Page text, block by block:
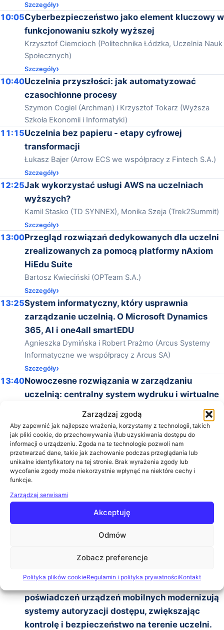
Zarządzaj zgodą
Aby zapewnić jak najlepsze wrażenia, korzystamy z technologii, takich
jak pliki cookie, do przechowywania i/lub uzyskiwania dostępu do
informacji o urządzeniu. Zgoda na te technologie pozwoli nam
przetwarzać dane, takie jak zachowanie podczas przeglądania lub
unikalne identyfikatory na tej stronie. Brak wyrażenia zgody lub
wycofanie zgody może niekorzystnie wpłynąć na niektóre cechy i
funkcje.
Zarządzaj serwisami
Akceptuję
Odmów
Zobacz preferencje
Polityka plików cookieRegulamin i polityka prywatnościKontakt
Szczegóły
10:05Cyberbezpieczeństwo jako element kluczowy w
funkcjonowaniu szkoły wyższej
Krzysztof Ciemcioch (Politechnika Łódzka, Uczelnia Nauk
Społecznych)
Szczegóły
10:40Uczelnia przyszłości: jak automatyzować
czasochłonne procesy
Szymon Cogiel (Archman) i Krzysztof Tokarz (Wyższa
Szkoła Ekonomii i Informatyki)
11:15Uczelnia bez papieru - etapy cyfrowej
transformacji
Łukasz Bajer (Arrow ECS we współpracy z Fintech S.A.)
Szczegóły
12:25Jak wykorzystać usługi AWS na uczelniach
wyższych?
Kamil Stasko (TD SYNNEX), Monika Szeja (Trek2Summit)
Szczegóły
13:00Przegląd rozwiązań dedykowanych dla uczelni
zrealizowanych za pomocą platformy nAxiom
HiEdu Suite
Bartosz Kwieciński (OPTeam S.A.)
Szczegóły
13:25System informatyczny, który usprawnia
zarządzanie uczelnią. O Microsoft Dynamics
365, AI i one4all smartEDU
Agnieszka Dymińska i Robert Prażmo (Arcus Systemy
Informatyczne we współpracy z Arcus SA)
Szczegóły
13:40Nowoczesne rozwiązania w zarządzaniu
uczelnią: centralny system wydruku i wirtualne
karty dostępu - Tomasz Kowalski (Arcus SA) W
dobie cyfryzacji zarządzanie infrastrukturą i
zasobami uczelni wymaga nowoczesnych
rozwiązań, które nie tylko usprawniają
codzienne operacje, ale również przyczyniają
się do zwiększenia bezpieczeństwa i
dwóch kluczowych technologiach: Centralnym
systemie wydruku, który pozwala na
centralizację procesów drukowania na terenie
kosztów, efektywność zarządzania zasobami
Wirtualne karty dostępu, które za pomocą
poświadczeń urządzeń mobilnych modernizują
systemy autoryzacji dostępu, zwiększając
kontrolę i bezpieczeństwo na terenie uczelni.